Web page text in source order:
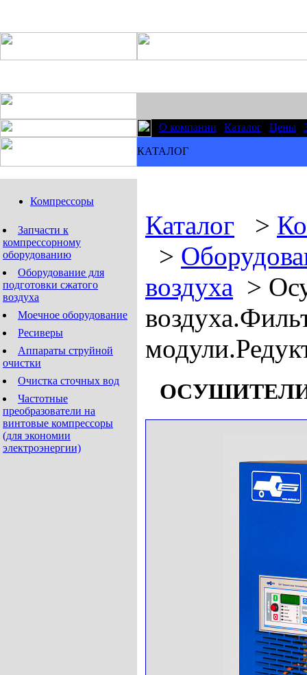
О компании Каталог Цены
КАТАЛОГ
Компрессоры
Запчасти к
компрессорному
оборудованию
Оборудование для
подготовки сжатого
воздуха
Моечное оборудование
Ресиверы
Аппараты струйной
очистки
Очистка сточных вод
Частотные
преобразователи на
винтовые компрессоры
(для экономии
электроэнергии)
Каталог >
>
воздуха >